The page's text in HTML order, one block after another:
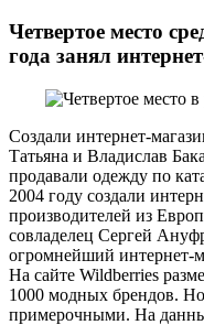
Четвертое место
года занял
Создали интернет-
Татьяна и Владислав
продавали одежду по
2004 году создали
производителей из
совладелец Сергей
огромнейший интернет-
На сайте Wildberries
1000 модных брендов.
примерочными. На